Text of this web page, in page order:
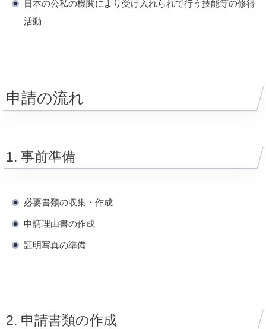
日本の公私の機関により受け入れられて行う技能等の修得
活動
申請の流れ
1. 事前準備
必要書類の収集・作成
申請理由書の作成
証明写真の準備
2. 申請書類の作成